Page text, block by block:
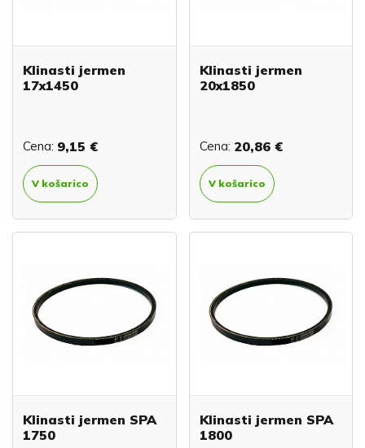
Klinasti jermen
17x1450
Cena: 9,15 €
V košarico
Klinasti jermen
20x1850
Cena: 20,86 €
V košarico
Klinasti jermen SPA
1750
Klinasti jermen SPA
1800